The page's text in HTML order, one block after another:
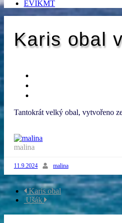
EVIKMT
Karis obal
Tantokrát velký obal, vytvořeno
malina
11.9.2024 malina
Navigace
příspěvku
Karis obal
Ušák